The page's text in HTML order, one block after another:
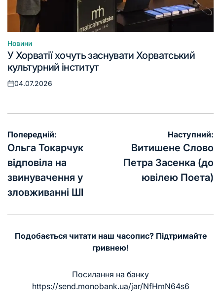
Опублікувати
у
Новини
У Хорватії хочуть заснувати Хорватський
культурний інститут
Оприлюднено
04.07.2026
Навігація
записів
Попередній:
Ольга Токарчук
відповіла на
звинувачення у
зловживанні ШІ
Наступний:
Витишене Слово
Петра Засенка (до
ювілею Поета)
Подобається читати наш часопис? Підтримайте
гривнею!
Посилання на банку
https://send.monobank.ua/jar/NfHmN64s6